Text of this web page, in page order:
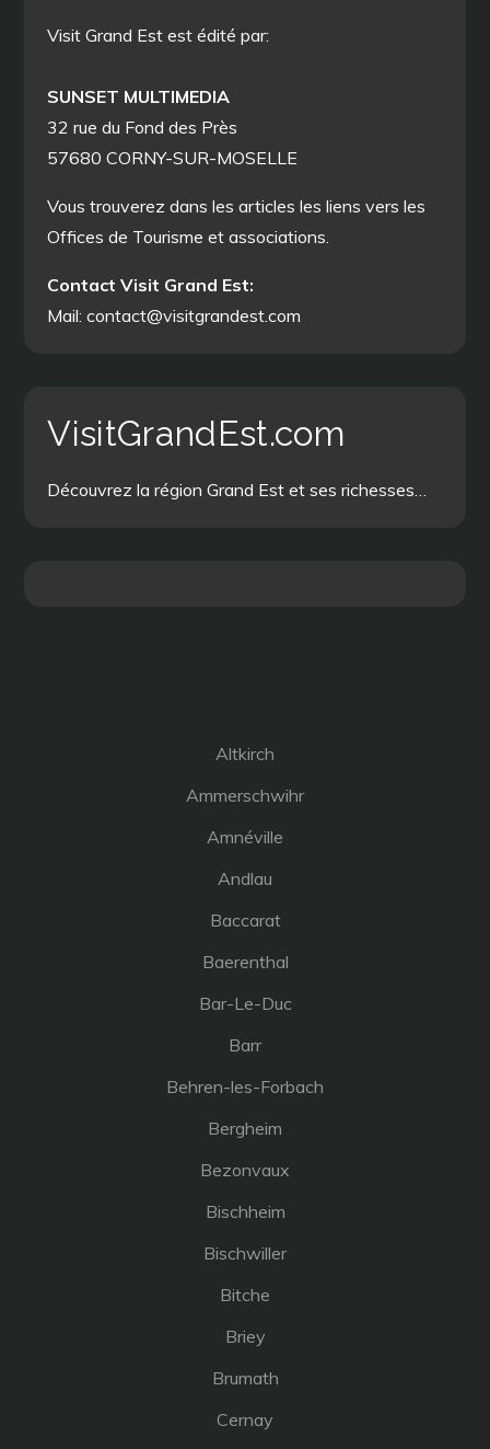
Visit Grand Est est édité par:
SUNSET MULTIMEDIA
32 rue du Fond des Près
57680 CORNY-SUR-MOSELLE
Vous trouverez dans les articles les liens vers les
Offices de Tourisme et associations.
Contact Visit Grand Est:
Mail: contact@visitgrandest.com
VisitGrandEst.com
Découvrez la région Grand Est et ses richesses…
Altkirch
Ammerschwihr
Amnéville
Andlau
Baccarat
Baerenthal
Bar-Le-Duc
Barr
Behren-les-Forbach
Bergheim
Bezonvaux
Bischheim
Bischwiller
Bitche
Briey
Brumath
Cernay